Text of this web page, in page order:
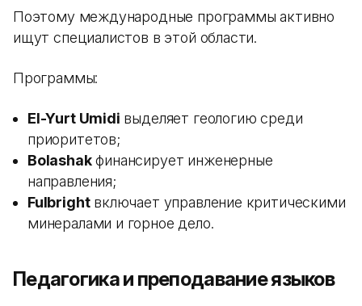
Поэтому международные программы активно
ищут специалистов в этой области.
Программы:
El-Yurt Umidi выделяет геологию среди
приоритетов;
Bolashakфинансирует инженерные
направления;
Fulbrightвключает управление критическими
минералами и горное дело.
Педагогика и преподавание языков